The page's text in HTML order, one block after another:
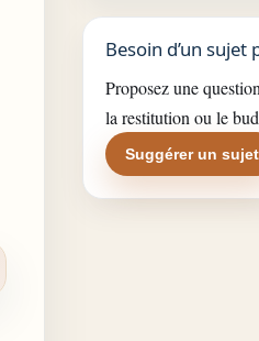
Besoin d’un sujet
Proposez une
la restitution ou le
Suggérer un sujet